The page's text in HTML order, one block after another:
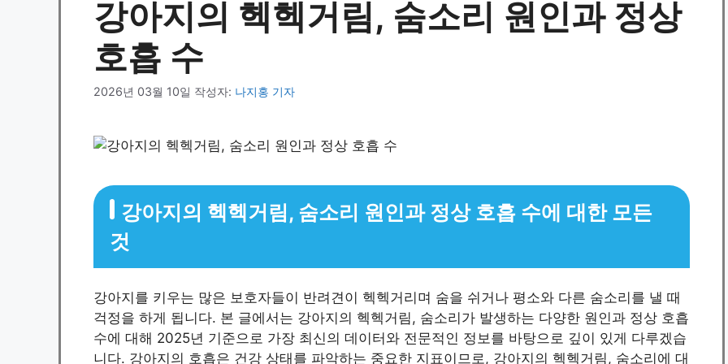
강아지의 헥헥거림, 숨소리 원인과 정상
호흡 수
2026년 03월 10일 작성자: 나지홍 기자
강아지의 헥헥거림, 숨소리 원인과 정상 호흡 수에 대한 모든
것
강아지를 키우는 많은 보호자들이 반려견이 헥헥거리며 숨을 쉬거나 평소와 다른 숨소리를 낼 때
걱정을 하게 됩니다. 본 글에서는 강아지의 헥헥거림, 숨소리가 발생하는 다양한 원인과 정상 호흡
수에 대해 2025년 기준으로 가장 최신의 데이터와 전문적인 정보를 바탕으로 깊이 있게 다루겠습
니다. 강아지의 호흡은 건강 상태를 파악하는 중요한 지표이므로, 강아지의 헥헥거림, 숨소리에 대